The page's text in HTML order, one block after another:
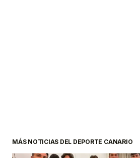
MÁS NOTICIAS DEL DEPORTE CANARIO